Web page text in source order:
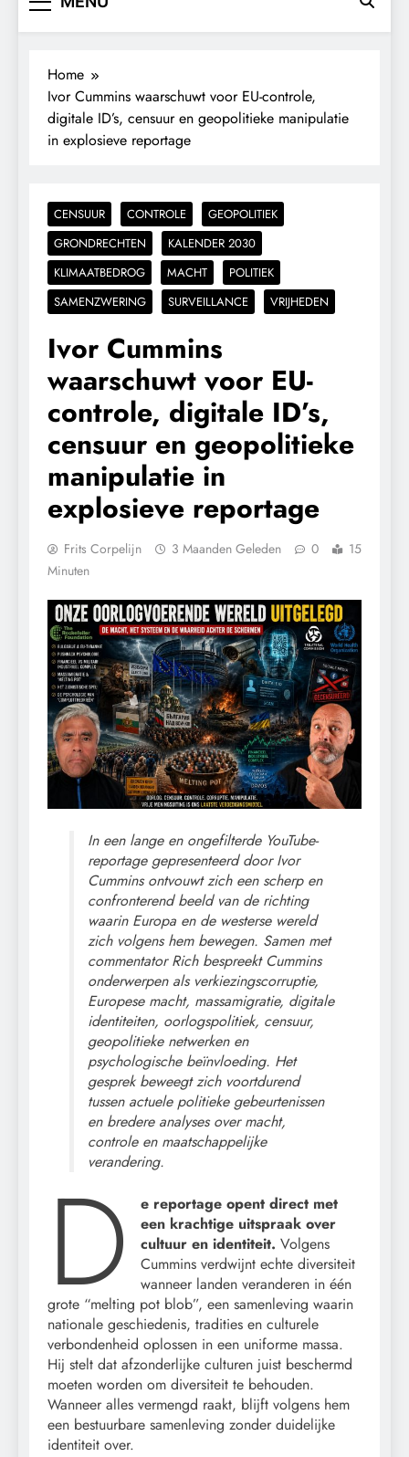
Home
Ivor Cummins waarschuwt voor EU-controle,
digitale ID’s, censuur en geopolitieke manipulatie
in explosieve reportage
CENSUUR CONTROLE
GEOPOLITIEK
GRONDRECHTEN
KALENDER 2030
KLIMAATBEDROG
MACHT
POLITIEK
SAMENZWERING
SURVEILLANCE VRIJHEDEN
Ivor Cummins
waarschuwt voor EU-
controle, digitale ID’s,
censuur en geopolitieke
manipulatie in
explosieve reportage
Frits Corpelijn 3 Maanden Geleden 0
15
Minuten
In een lange en ongefilterde YouTube-
reportage gepresenteerd door Ivor
Cummins ontvouwt zich een scherp en
confronterend beeld van de richting
waarin Europa en de westerse wereld
zich volgens hem bewegen. Samen met
commentator Rich bespreekt Cummins
onderwerpen als verkiezingscorruptie,
Europese macht, massamigratie, digitale
identiteiten, oorlogspolitiek, censuur,
geopolitieke netwerken en
psychologische beïnvloeding. Het
gesprek beweegt zich voortdurend
tussen actuele politieke gebeurtenissen
en bredere analyses over macht,
controle en maatschappelijke
verandering.
D
e reportage opent direct met
een krachtige uitspraak over
cultuur en identiteit. Volgens
Cummins verdwijnt echte diversiteit
wanneer landen veranderen in één
grote “melting pot blob”, een samenleving waarin
nationale geschiedenis, tradities en culturele
verbondenheid oplossen in een uniforme massa.
Hij stelt dat afzonderlijke culturen juist beschermd
moeten worden om diversiteit te behouden.
Wanneer alles vermengd raakt, blijft volgens hem
een bestuurbare samenleving zonder duidelijke
identiteit over.